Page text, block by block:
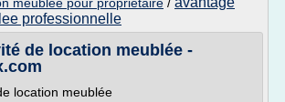
professionnelle
de location meublée -
location meublée